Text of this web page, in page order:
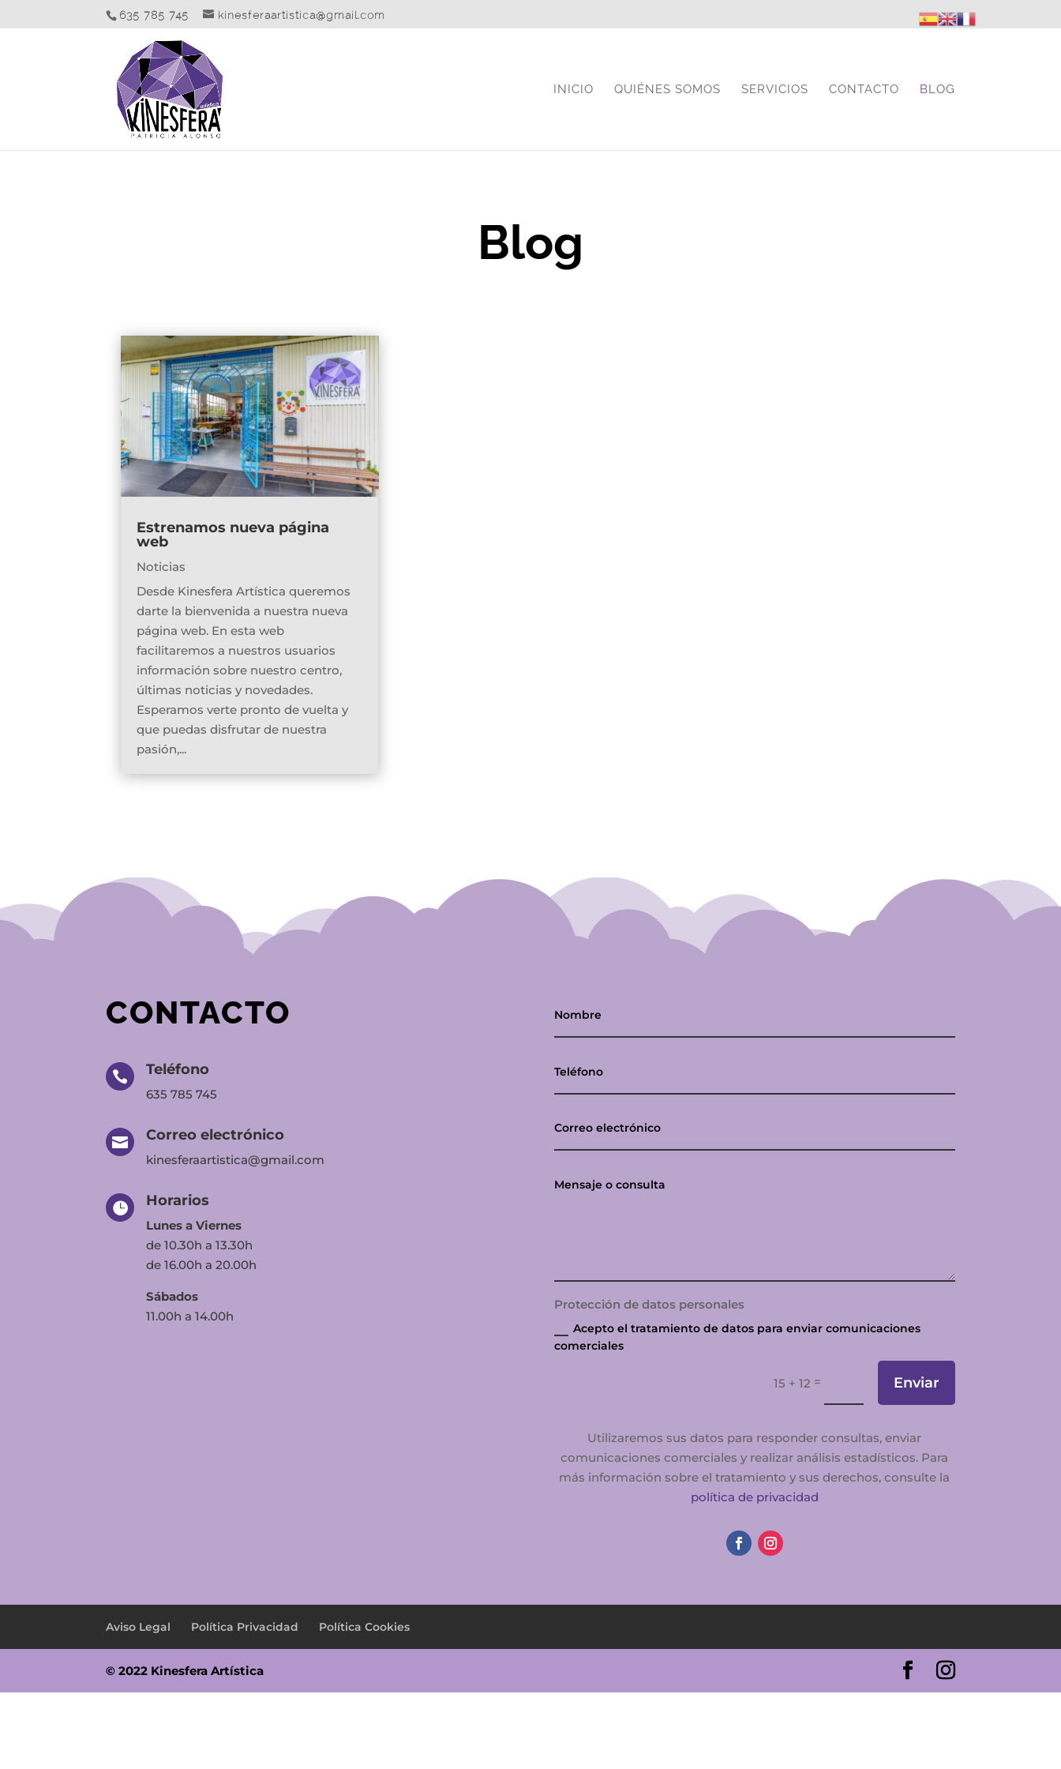
635 785 745 kinesferaartistica@gmail.com
INICIO QUIÉNES SOMOS SERVICIOS CONTACTO BLOG
Blog
Estrenamos nueva página
web
Noticias
Desde Kinesfera Artística queremos
darte la bienvenida a nuestra nueva
página web. En esta web
facilitaremos a nuestros usuarios
información sobre nuestro centro,
últimas noticias y novedades.
Esperamos verte pronto de vuelta y
que puedas disfrutar de nuestra
pasión,...
CONTACTO
 Teléfono
635 785 745
 Correo electrónico
kinesferaartistica@gmail.com
 Horarios
Lunes a Viernes
de 10.30h a 13.30h
de 16.00h a 20.00h
Sábados
11.00h a 14.00h
Protección de datos personales
Acepto el tratamiento de datos para enviar comunicaciones
comerciales
15 + 12 = Enviar
Utilizaremos sus datos para responder consultas, enviar
comunicaciones comerciales y realizar análisis estadísticos. Para
más información sobre el tratamiento y sus derechos, consulte la
política de privacidad
Aviso Legal Política Privacidad Política Cookies
© 2022 Kinesfera Artística